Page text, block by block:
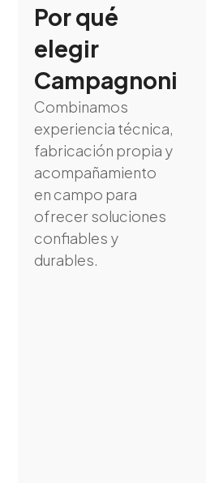
Por qué
elegir
Campagnoni
Combinamos
experiencia técnica,
fabricación propia y
acompañamiento
en campo para
ofrecer soluciones
confiables y
durables.